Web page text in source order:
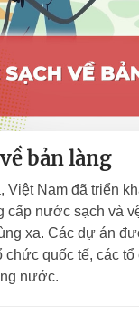
bản làng
Việt Nam đã triển
cấp nước sạch và
xa. Các dự án
chức quốc tế, các
nước.